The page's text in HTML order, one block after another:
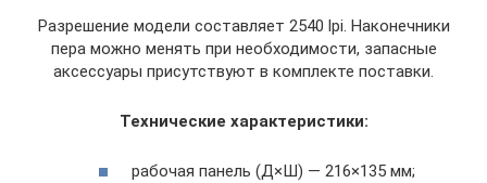
Разрешение модели составляет 2540 lpi. Наконечники
пера можно менять при необходимости, запасные
аксессуары присутствуют в комплекте поставки.
Технические характеристики:
рабочая панель (Д×Ш) — 216×135 мм;